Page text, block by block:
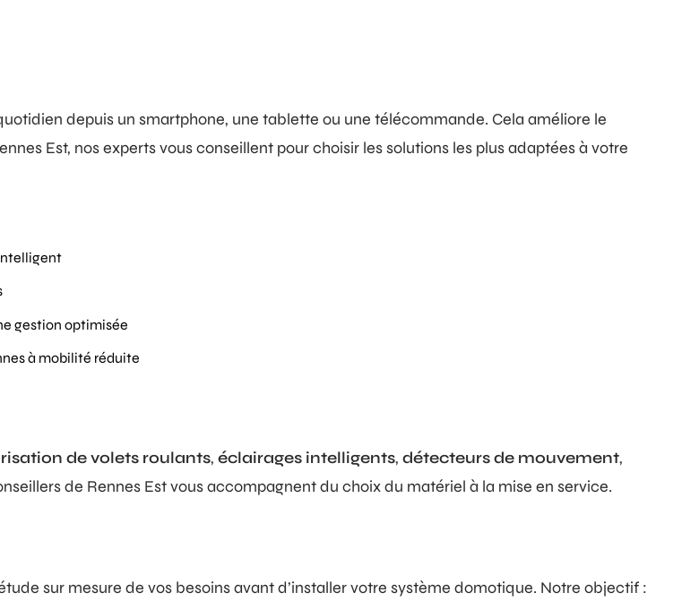
depuis un smartphone, une tablette ou une télécommande. Cela améliore le
Est, nos experts vous conseillent pour choisir les solutions les plus adaptées à votre
gestion optimisée
à mobilité réduite
de volets roulants, éclairages intelligents, détecteurs de mouvement,
de Rennes Est vous accompagnent du choix du matériel à la mise en service.
sur mesure de vos besoins avant d’installer votre système domotique. Notre objectif :